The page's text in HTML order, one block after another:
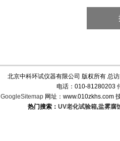
北京中科环试仪器有限公司 版权所有 总
电话：010-81280203
GoogleSitemap 网址：www.010zkhs.com
热门搜索： UV老化试验箱,盐雾腐